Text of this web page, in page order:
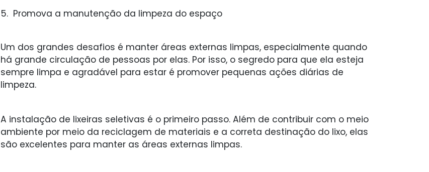
5. Promova a manutenção da limpeza do espaço
Um dos grandes desafios é manter áreas externas limpas, especialmente quando
há grande circulação de pessoas por elas. Por isso, o segredo para que ela esteja
sempre limpa e agradável para estar é promover pequenas ações diárias de
limpeza.
A instalação de lixeiras seletivas é o primeiro passo. Além de contribuir com o meio
ambiente por meio da reciclagem de materiais e a correta destinação do lixo, elas
são excelentes para manter as áreas externas limpas.